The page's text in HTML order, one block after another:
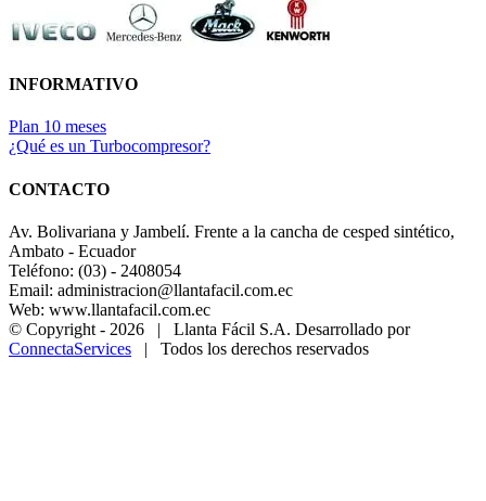
INFORMATIVO
Plan 10 meses
¿Qué es un Turbocompresor?
CONTACTO
Av. Bolivariana y Jambelí. Frente a la cancha de cesped sintético,
Ambato - Ecuador
Teléfono: (03) - 2408054
Email: administracion@llantafacil.com.ec
Web: www.llantafacil.com.ec
© Copyright - 2026 | Llanta Fácil S.A. Desarrollado por
ConnectaServices | Todos los derechos reservados